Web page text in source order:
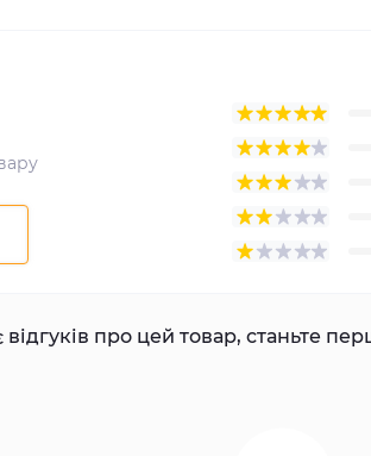
про цей товар, станьте